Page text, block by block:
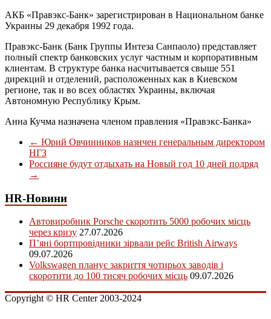
АКБ «Правэкс-Банк» зарегистрирован в Национальном банке
Украины 29 декабря 1992 года.
Правэкс-Банк (Банк Группы Интеза Санпаоло) представляет
полный спектр банковских услуг частным и корпоративным
клиентам. В структуре банка насчитывается свыше 551
дирекций и отделений, расположенных как в Киевском
регионе, так и во всех областях Украины, включая
Автономную Республику Крым.
Анна Кучма назначена членом правления «Правэкс-Банка»
← Юрий Овчинников назнчен генеральным директором
НГЗ
Россияне будут отдыхать на Новый год 10 дней подряд
→
HR-Новини
Автовиробник Porsche скоротить 5000 робочих місць
через кризу 27.07.2026
П’яні бортпровідники зірвали рейс British Airways
09.07.2026
Volkswagen планує закриття чотирьох заводів і
скоротити до 100 тисяч робочих місць 09.07.2026
Copyright © HR Center 2003-2024